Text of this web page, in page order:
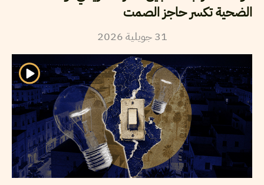
الضحية تكسر حاجز الصمت
31 جويلية2026